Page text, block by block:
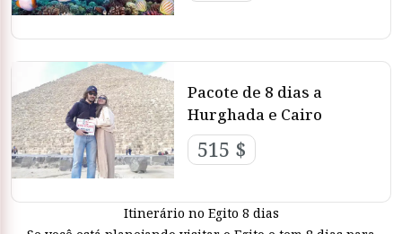
Pacote de 8 dias a
Hurghada e Cairo
515 $
Itinerário no Egito 8 dias